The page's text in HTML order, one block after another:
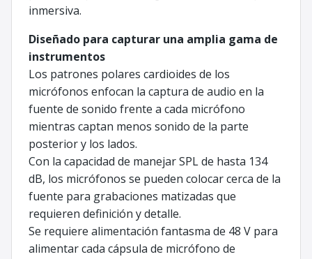
inmersiva.
Diseñado para capturar una amplia gama de
instrumentos
Los patrones polares cardioides de los
micrófonos enfocan la captura de audio en la
fuente de sonido frente a cada micrófono
mientras captan menos sonido de la parte
posterior y los lados.
Con la capacidad de manejar SPL de hasta 134
dB, los micrófonos se pueden colocar cerca de la
fuente para grabaciones matizadas que
requieren definición y detalle.
Se requiere alimentación fantasma de 48 V para
alimentar cada cápsula de micrófono de